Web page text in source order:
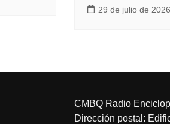
29 de julio de 2026
CMBQ Radio
Dirección postal: